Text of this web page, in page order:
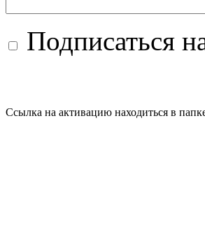
Подписаться
Ссылка на активацию находиться в